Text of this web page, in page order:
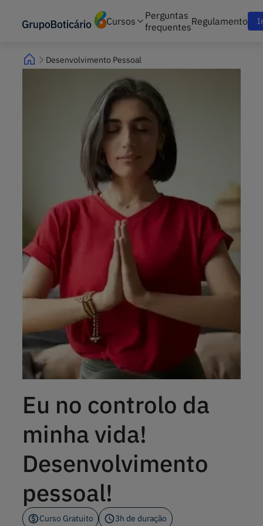
Cursos
Perguntas
frequentesRegulamento
Desenvolvimento Pessoal
Eu no controlo da
minha vida!
Desenvolvimento
pessoal!
Curso Gratuito 3h de duração